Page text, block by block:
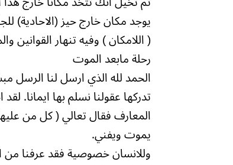
يوجد مكان خارج حيز (الاحادية)
( اللامكان ) وفيه تنهار القوانين
رحلة مابعد الموت
الحمد لله الذي ارسل لنا الرسل
تدركها عقولنا نسلم بها ايمانا.
المعارف فقال تعالي ( كل من
يموت ويفني.
وللانسان خصوصية فقد عرفنا من